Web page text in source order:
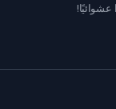
عشوائيًا!